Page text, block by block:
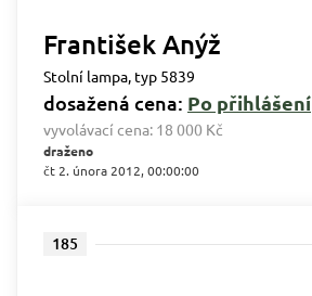
František Anýž
Stolní lampa, typ 5839
dosažená cena: Po přihlášení
vyvolávací cena: 18 000 Kč
draženo
čt 2. února 2012, 00:00:00
185